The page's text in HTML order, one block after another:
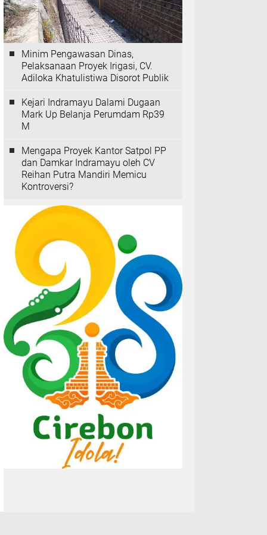
Minim Pengawasan Dinas,
Pelaksanaan Proyek Irigasi, CV.
Adiloka Khatulistiwa Disorot Publik
Kejari Indramayu Dalami Dugaan
Mark Up Belanja Perumdam Rp39
M
Mengapa Proyek Kantor Satpol PP
dan Damkar Indramayu oleh CV
Reihan Putra Mandiri Memicu
Kontroversi?